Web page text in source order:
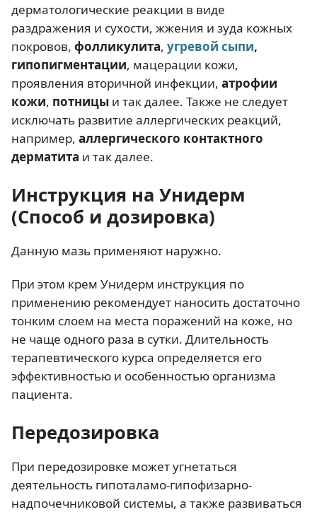
дерматологические реакции в виде
раздражения и сухости, жжения и зуда кожных
покровов, фолликулита, угревой сыпи,
гипопигментации, мацерации кожи,
проявления вторичной инфекции, атрофии
кожи, потницы и так далее. Также не следует
исключать развитие аллергических реакций,
например, аллергического контактного
дерматита и так далее.
Инструкция на Унидерм
(Способ и дозировка)
Данную мазь применяют наружно.
При этом крем Унидерм инструкция по
применению рекомендует наносить достаточно
тонким слоем на места поражений на коже, но
не чаще одного раза в сутки. Длительность
терапевтического курса определяется его
эффективностью и особенностью организма
пациента.
Передозировка
При передозировке может угнетаться
деятельность гипоталамо-гипофизарно-
надпочечниковой системы, а также развиваться